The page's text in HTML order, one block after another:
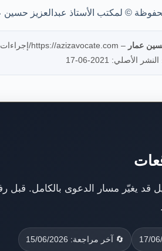
© لمكتب الأستاذ عبدالعزيز حسين
عمار – https://azizavocate.com/إجراءات-الدعوي-أمام-القضاء/
الأصلي: 2021-06-17
قد يغيّر مسار الدعوى بالكامل.
.
🔄 آخر مراجعة: 15/06/2026